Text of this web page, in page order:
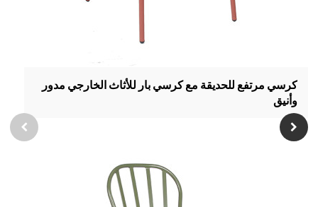
كرسي مرتفع للحديقة مع كرسي بار للأثاث الخارجي مدور
وأنيق